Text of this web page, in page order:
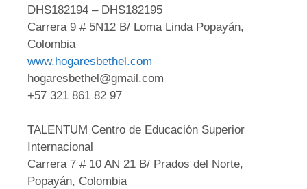
DHS182194 – DHS182195
Carrera 9 # 5N12 B/ Loma Linda Popayán,
Colombia
www.hogaresbethel.com
hogaresbethel@gmail.com
+57 321 861 82 97
TALENTUM Centro de Educación Superior
Internacional
Carrera 7 # 10 AN 21 B/ Prados del Norte,
Popayán, Colombia